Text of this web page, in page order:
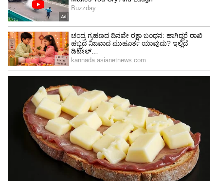
ಬ್ಯಾಂಕ್ ₹19,684 ಕೋಟಿ ನಿವ್ವಳ ಲಾಭ ತಂದುಕೊಂಡಿದೆ.